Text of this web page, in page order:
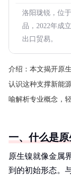
洛阳珑锐，位
品，2022年成
出口贸易。
介绍： 本文揭开原
认识这种支撑新能
喻解析专业概念，
一、什么是原
原生镍就像金属
到的初始形态。